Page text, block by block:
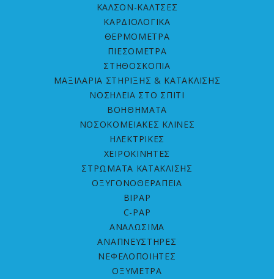
ΚΑΛΣΟΝ-ΚΑΛΤΣΕΣ
ΚΑΡΔΙΟΛΟΓΙΚΑ
ΘΕΡΜΟΜΕΤΡΑ
ΠΙΕΣΟΜΕΤΡΑ
ΣΤΗΘΟΣΚΟΠΙΑ
ΜΑΞΙΛΑΡΙΑ ΣΤΗΡΙΞΗΣ & ΚΑΤΑΚΛΙΣΗΣ
ΝΟΣΗΛΕΙΑ ΣΤΟ ΣΠΙΤΙ
ΒΟΗΘΗΜΑΤΑ
ΝΟΣOKOMEIAΚΕΣ ΚΛΙΝΕΣ
ΗΛΕΚΤΡΙΚΕΣ
ΧΕΙΡΟΚΙΝΗΤΕΣ
ΣΤΡΩΜΑΤΑ ΚΑΤΑΚΛΙΣHΣ
ΟΞΥΓΟΝΟΘΕΡΑΠΕΙΑ
BIPAP
C-PAP
ΑΝΑΛΩΣΙΜΑ
ΑΝΑΠΝΕΥΣΤΗΡΕΣ
ΝΕΦΕΛΟΠΟΙΗΤΕΣ
ΟΞΥΜΕΤΡΑ